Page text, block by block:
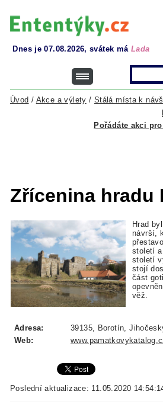
Dnes je 07.08.2026, svátek má Lada
Úvod / Akce a výlety / Stálá místa k
Pořádáte akci
Zřícenina hradu
Hrad
návrší,
století
století
stojí
část
věž.
Adresa:
39135, Borotín,
Web:
Poslední aktualizace: 11.05.2020